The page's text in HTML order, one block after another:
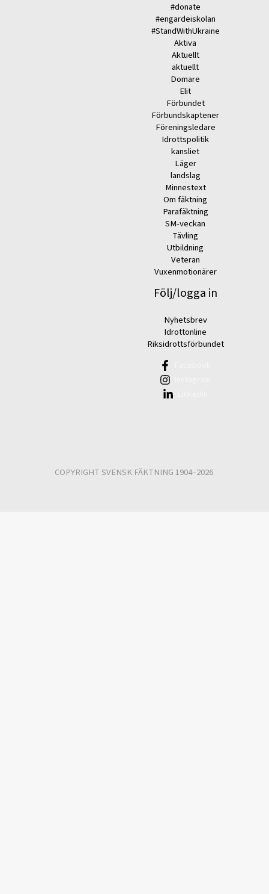
#donate
#engardeiskolan
#StandWithUkraine
Aktiva
Aktuellt
aktuellt
Domare
Elit
Förbundet
Förbundskaptener
Föreningsledare
Idrottspolitik
kansliet
Läger
landslag
Minnestext
Om fäktning
Parafäktning
SM-veckan
Tävling
Utbildning
Veteran
Vuxenmotionärer
Följ/logga in
Nyhetsbrev
Idrottonline
Riksidrottsförbundet
COPYRIGHT SVENSK FÄKTNING 1904–2026